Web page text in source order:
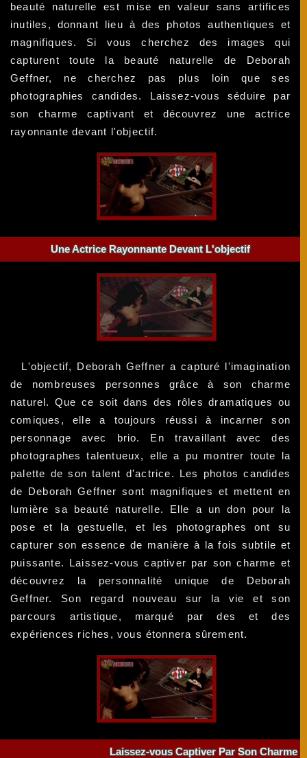
beauté naturelle est mise en valeur sans artifices
inutiles, donnant lieu à des photos authentiques et
magnifiques. Si vous cherchez des images qui
capturent toute la beauté naturelle de Deborah
Geffner, ne cherchez pas plus loin que ses
photographies candides. Laissez-vous séduire par
son charme captivant et découvrez une actrice
rayonnante devant l'objectif.
Une Actrice Rayonnante Devant L'objectif
L'objectif, Deborah Geffner a capturé l'imagination
de nombreuses personnes grâce à son charme
naturel. Que ce soit dans des rôles dramatiques ou
comiques, elle a toujours réussi à incarner son
personnage avec brio. En travaillant avec des
photographes talentueux, elle a pu montrer toute la
palette de son talent d'actrice. Les photos candides
de Deborah Geffner sont magnifiques et mettent en
lumière sa beauté naturelle. Elle a un don pour la
pose et la gestuelle, et les photographes ont su
capturer son essence de manière à la fois subtile et
puissante. Laissez-vous captiver par son charme et
découvrez la personnalité unique de Deborah
Geffner. Son regard nouveau sur la vie et son
parcours artistique, marqué par des et des
expériences riches, vous étonnera sûrement.
Laissez-vous Captiver Par Son Charme